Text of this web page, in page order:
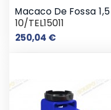
Macaco De Fossa
10/TEL15011
250,04 €Preço